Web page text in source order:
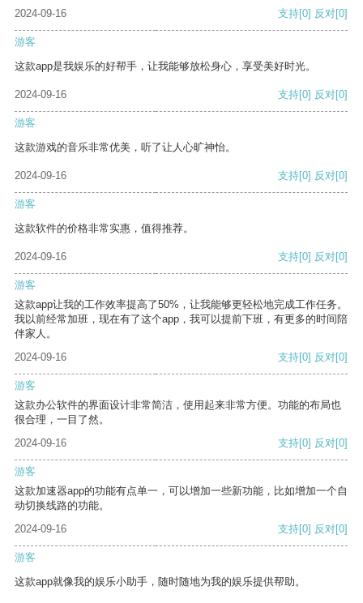
2024-09-16 支持[0] 反对[0]
游客
这款app是我娱乐的好帮手，让我能够放松身心，享受美好时光。
2024-09-16 支持[0] 反对[0]
游客
这款游戏的音乐非常优美，听了让人心旷神怡。
2024-09-16 支持[0] 反对[0]
游客
这款软件的价格非常实惠，值得推荐。
2024-09-16 支持[0] 反对[0]
游客
这款app让我的工作效率提高了50%，让我能够更轻松地完成工作任务。
我以前经常加班，现在有了这个app，我可以提前下班，有更多的时间陪
伴家人。
2024-09-16
支持[0] 反对[0]
游客
这款办公软件的界面设计非常简洁，使用起来非常方便。功能的布局也
很合理，一目了然。
2024-09-16
支持[0] 反对[0]
游客
这款加速器app的功能有点单一，可以增加一些新功能，比如增加一个自
动切换线路的功能。
2024-09-16
支持[0] 反对[0]
游客
这款app就像我的娱乐小助手，随时随地为我的娱乐提供帮助。